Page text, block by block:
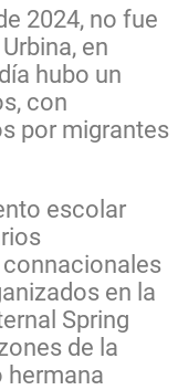
2024, no fue
en
hubo un
con
por migrantes
escolar
en la
Spring
de la
hermana